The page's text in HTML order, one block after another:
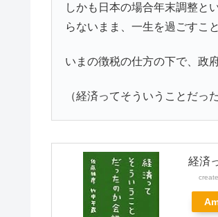
しかも日本の場合年末調整と
らないまま、一生を過ごすこ
いまの徴税の仕方の下で、政
（経済ってそういうことだっ
経済